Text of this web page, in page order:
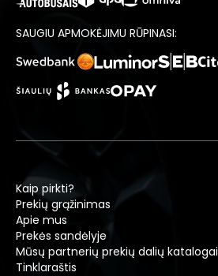
SAUGIU APMOKĖJIMU RŪPINASI:
Kaip pirkti?
Prekių grąžinimas
Apie mus
Prekės sandėlyje
Mūsų partnerių prekių dalių katalogai
Tinklaraštis